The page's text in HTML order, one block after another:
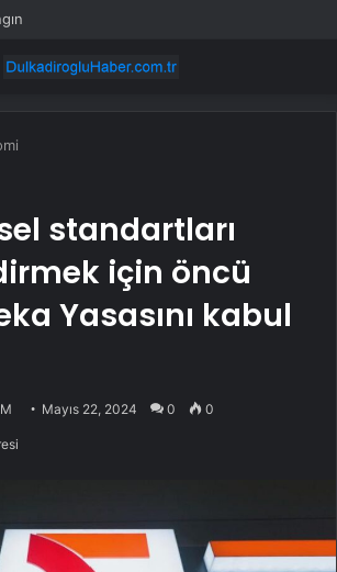
standartları
için öncü
Yasasını kabul
Mayıs 22, 2024 0 0